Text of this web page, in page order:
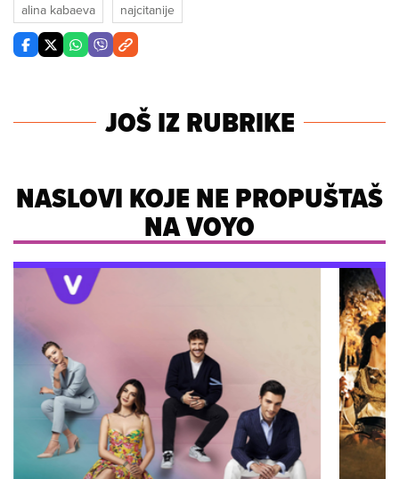
alina kabaeva
najcitanije
JOŠ IZ RUBRIKE
NASLOVI KOJE NE PROPUŠTAŠ
NA VOYO